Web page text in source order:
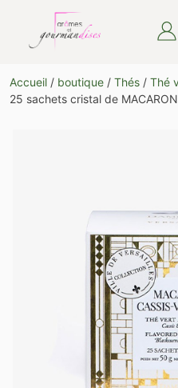
content
PLAISIR DE TOUTES ET
Accueil / boutique / Thés / Thé
25 sachets cristal de